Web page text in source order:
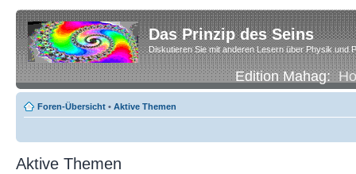
Das Prinzip des Seins
Diskutieren Sie mit anderen Lesern über Physik und
Edition Mahag:
Foren-Übersicht • Aktive Themen
Aktive Themen